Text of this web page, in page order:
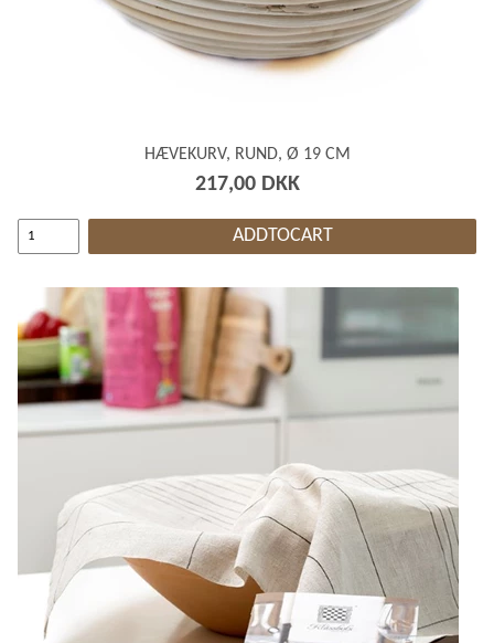
HÆVEKURV, RUND, Ø 19 CM
217,00 DKK
ADDTOCART